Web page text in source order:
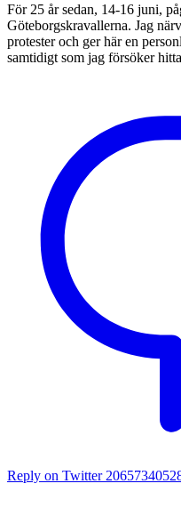
För 25 år sedan, 14-16 juni,
Göteborgskravallerna. Jag
protester och ger här en
samtidigt som jag försöker
Reply on Twitter